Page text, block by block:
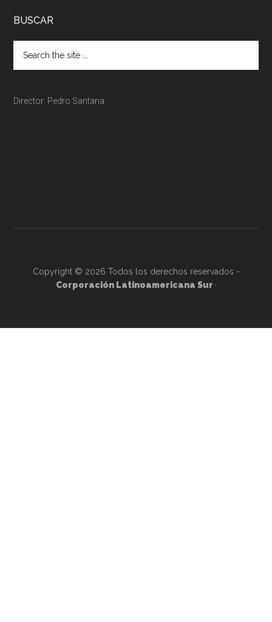
BUSCAR
Director: Pedro Santana
Copyright © 2026 Todos los derechos reservados -
Corporación Latinoamericana Sur ·